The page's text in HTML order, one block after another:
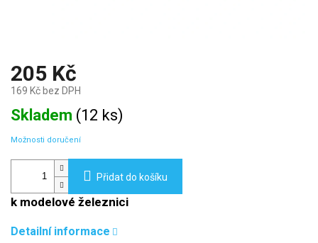
205 Kč
169 Kč bez DPH
Měrná
cena:
Skladem (12 ks)
Možnosti doručení
Přidat do košíku
k modelové železnici
Detailní informace